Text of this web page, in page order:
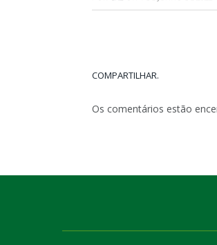
COMPARTILHAR.
Os comentários estão